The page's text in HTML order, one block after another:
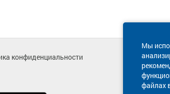
Мы
файлах
конфиденциальности